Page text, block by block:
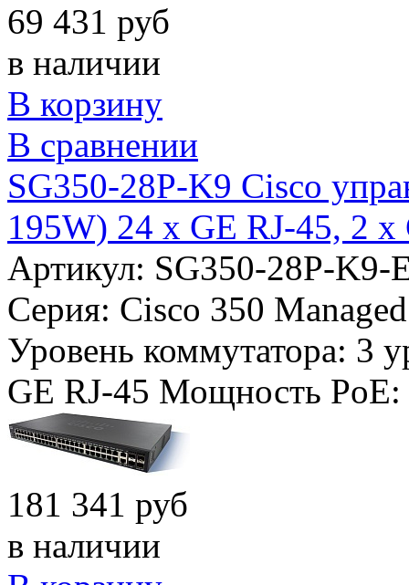
69 431 руб
в наличии
В корзину
В сравнении
SG350-28P-K9 Cisco
195W) 24 x GE RJ-45, 2 x
Артикул: SG350-28P-K9-
Серия: Cisco 350 Managed
Уровень коммутатора: 3
GE RJ-45 Мощность PoE:
181 341 руб
в наличии